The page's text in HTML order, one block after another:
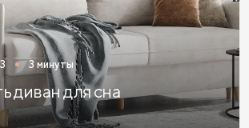
жесткости
жесткости
Двуспальные матрасы
3 минуты
диван для сна